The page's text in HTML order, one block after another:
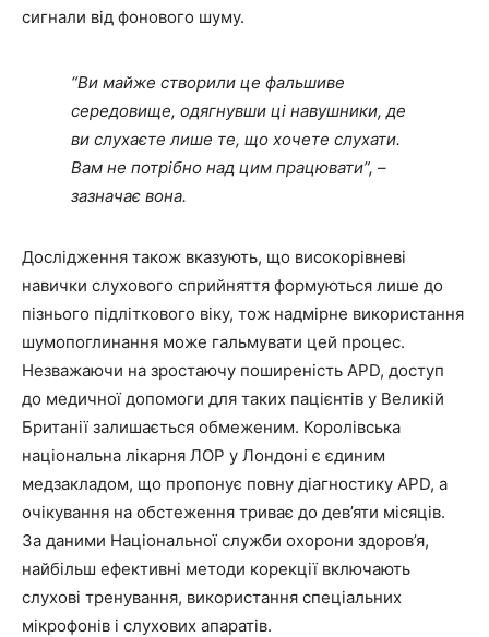
сигнали від фонового шуму.
“Ви майже створили це фальшиве
середовище, одягнувши ці навушники, де
ви слухаєте лише те, що хочете слухати.
Вам не потрібно над цим працювати”, –
зазначає вона.
Дослідження також вказують, що високорівневі
навички слухового сприйняття формуються лише до
пізнього підліткового віку, тож надмірне використання
шумопоглинання може гальмувати цей процес.
Незважаючи на зростаючу поширеність APD, доступ
до медичної допомоги для таких пацієнтів у Великій
Британії залишається обмеженим. Королівська
національна лікарня ЛОР у Лондоні є єдиним
медзакладом, що пропонує повну діагностику APD, а
очікування на обстеження триває до дев’яти місяців.
За даними Національної служби охорони здоров’я,
найбільш ефективні методи корекції включають
слухові тренування, використання спеціальних
мікрофонів і слухових апаратів.